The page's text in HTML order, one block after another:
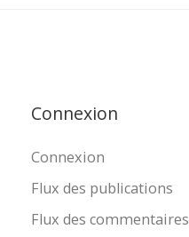
Connexion
Connexion
Flux des publications
Flux des commentaires